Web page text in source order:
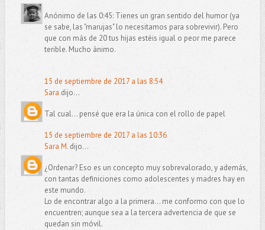
Anónimo de las 0:45: Tienes un gran sentido del humor (ya
se sabe, las "marujas" lo necesitamos para sobrevivir). Pero
que con más de 20 tus hijas estéis igual o peor me parece
terible. Mucho ánimo.
15 de septiembre de 2017 a las 8:54
Sara dijo...
Tal cual... pensé que era la única con el rollo de papel
15 de septiembre de 2017 a las 10:36
Sara M.dijo...
¿Ordenar? Eso es un concepto muy sobrevalorado, y además,
con tantas definiciones como adolescentes y madres hay en
este mundo.
Lo de encontrar algo a la primera... me conformo con que lo
encuentren; aunque sea a la tercera advertencia de que se
quedan sin móvil.